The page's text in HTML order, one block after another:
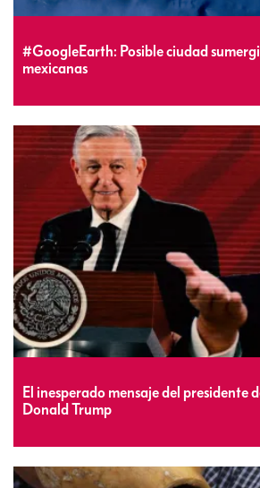
#GoogleEarth: Posible ciudad
mexicanas
El inesperado mensaje del presidente
Donald Trump